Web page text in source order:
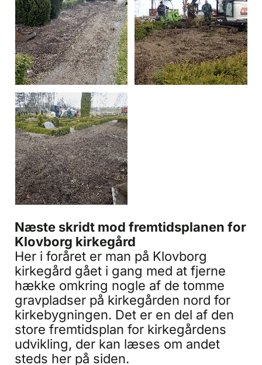
Næste skridt mod fremtidsplanen for
Klovborg kirkegård
Her i foråret er man på Klovborg
kirkegård gået i gang med at fjerne
hække omkring nogle af de tomme
gravpladser på kirkegården nord for
kirkebygningen. Det er en del af den
store fremtidsplan for kirkegårdens
udvikling, der kan læses om andet
steds her på siden.